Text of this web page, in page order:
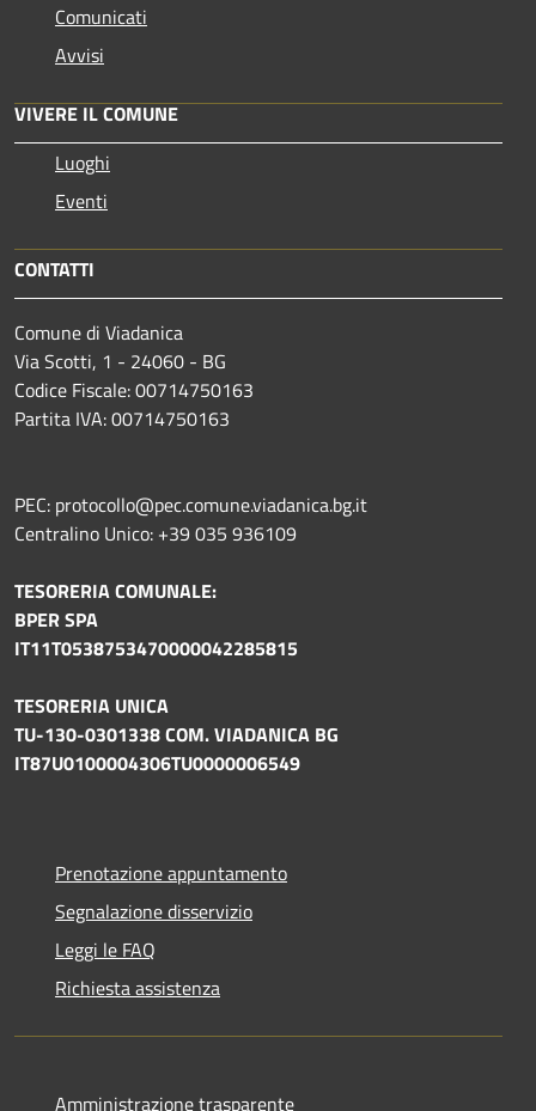
Comunicati
Avvisi
VIVERE IL COMUNE
Luoghi
Eventi
CONTATTI
Comune di Viadanica
Via Scotti, 1 - 24060 - BG
Codice Fiscale: 00714750163
Partita IVA: 00714750163
PEC: protocollo@pec.comune.viadanica.bg.it
Centralino Unico: +39 035 936109
TESORERIA COMUNALE:
BPER SPA
IT11T0538753470000042285815
TESORERIA UNICA
TU-130-0301338 COM. VIADANICA BG
IT87U0100004306TU0000006549
Prenotazione appuntamento
Segnalazione disservizio
Leggi le FAQ
Richiesta assistenza
Amministrazione trasparente